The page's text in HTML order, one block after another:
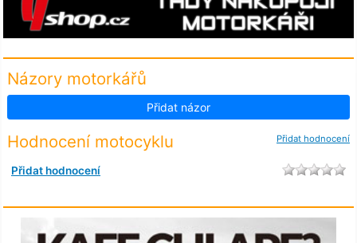
Názory motorkářů
Přidat názor
Přidat hodnocení
Hodnocení motocyklu
Přidat hodnocení